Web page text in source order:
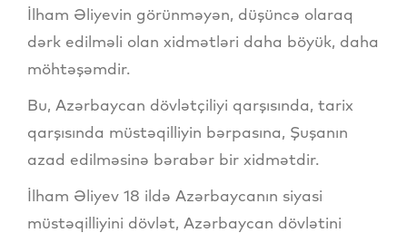
İlham Əliyevin görünməyən, düşüncə olaraq
dərk edilməli olan xidmətləri daha böyük, daha
möhtəşəmdir.
Bu, Azərbaycan dövlətçiliyi qarşısında, tarix
qarşısında müstəqilliyin bərpasına, Şuşanın
azad edilməsinə bərabər bir xidmətdir.
İlham Əliyev 18 ildə Azərbaycanın siyasi
müstəqilliyini dövlət, Azərbaycan dövlətini